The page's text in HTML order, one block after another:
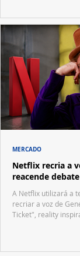
Netflix recria a
reacende
A Netflix utilizará a
recriar a voz de
Ticket", reality
MERCADO